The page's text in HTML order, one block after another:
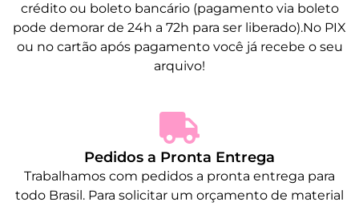
crédito ou boleto bancário (pagamento via boleto
pode demorar de 24h a 72h para ser liberado).No PIX
ou no cartão após pagamento você já recebe o seu
arquivo!
Pedidos a Pronta Entrega
Trabalhamos com pedidos a pronta entrega para
todo Brasil. Para solicitar um orçamento de material